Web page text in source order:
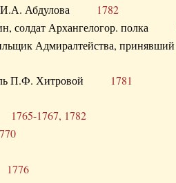
И.А. Абдулова 1782
солдат Архангелогор. полка
Адмиралтейства,
П.Ф. Хитровой 1781
1765-1767, 1782
1776